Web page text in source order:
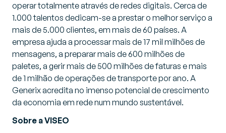
operar totalmente através de redes digitais. Cerca de
1.000 talentos dedicam-se a prestar o melhor serviço a
mais de 5.000 clientes, em mais de 60 países. A
empresa ajuda a processar mais de 17 mil milhões de
mensagens, a preparar mais de 600 milhões de
paletes, a gerir mais de 500 milhões de faturas e mais
de 1 milhão de operações de transporte por ano. A
Generix acredita no imenso potencial de crescimento
da economia em rede num mundo sustentável.
Sobre a VISEO